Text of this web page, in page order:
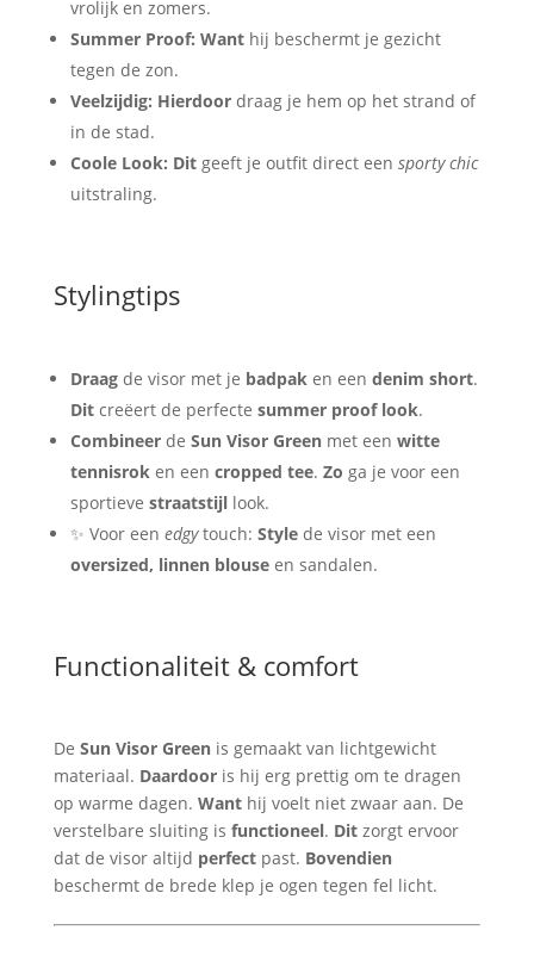
vrolijk en zomers.
Summer Proof: Wanthij beschermt je gezicht
tegen de zon.
Veelzijdig: Hierdoordraag je hem op het strand of
in de stad.
Coole Look: Ditgeeft je outfit direct een sporty chic
uitstraling.
Stylingtips
Draagde visor met je badpak en een denim short.
Ditcreëert de perfecte summer proof look.
Combineerde Sun Visor Greenmet een witte
tennisrok en een cropped tee. Zo ga je voor een
sportieve straatstijllook.
✨ Voor een edgytouch: Stylede visor met een
oversized, linnen blouseen sandalen.
Functionaliteit & comfort
De Sun Visor Greenis gemaakt van lichtgewicht
materiaal. Daardooris hij erg prettig om te dragen
op warme dagen. Wanthij voelt niet zwaar aan. De
verstelbare sluiting is functioneel. Ditzorgt ervoor
dat de visor altijd perfectpast. Bovendien
beschermt de brede klep je ogen tegen fel licht.